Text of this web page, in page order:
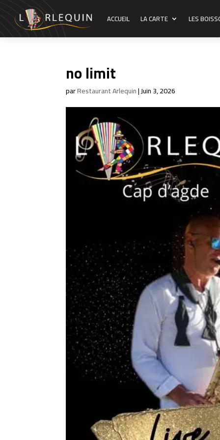
ACCUEIL LA CARTE LES
no limit
parRestaurant Arlequin|Juin 3, 2026